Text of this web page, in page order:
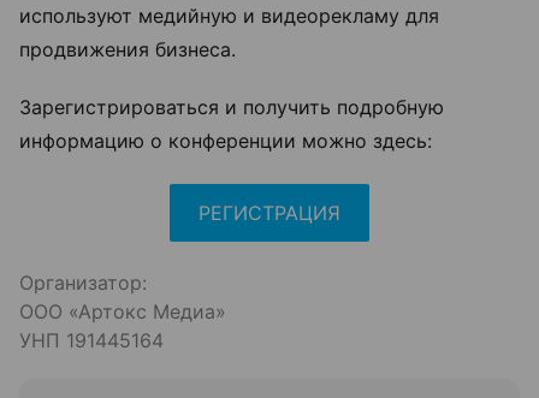
используют медийную и видеорекламу для
продвижения бизнеса.
Зарегистрироваться и получить подробную
информацию о конференции можно здесь:
РЕГИСТРАЦИЯ
Организатор:
ООО «Артокс Медиа»
УНП 191445164